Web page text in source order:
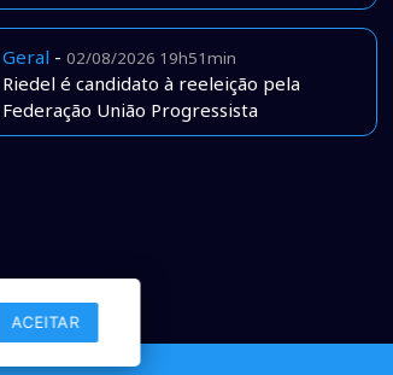
Geral - 02/08/2026 19h51min
Riedel é candidato à reeleição pela
Federação União Progressista
ACEITAR